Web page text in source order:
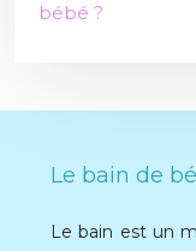
bébé ?
Le bain de
Le bain est un